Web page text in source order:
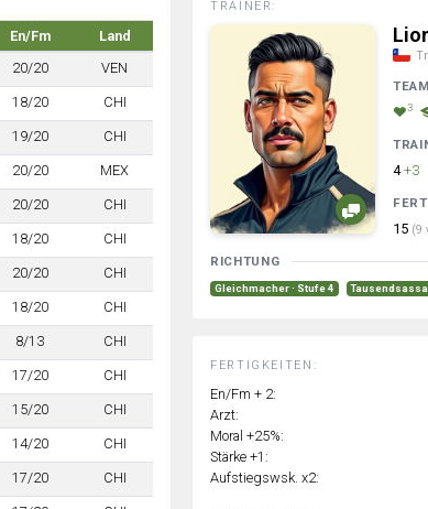
En/Fm
Land
20/20 VEN
18/20 CHI
19/20 CHI
20/20 MEX
20/20 CHI
18/20 CHI
20/20 CHI
18/20 CHI
8/13 CHI
17/20 CHI
15/20 CHI
14/20 CHI
17/20 CHI
TRAINER:
3
4 +3
15 (9
RICHTUNG
Gleichmacher · Stufe 4 Tausendsassa
FERTIGKEITEN:
En/Fm + 2:
Arzt:
Moral +25%:
Stärke +1:
Aufstiegswsk. x2: